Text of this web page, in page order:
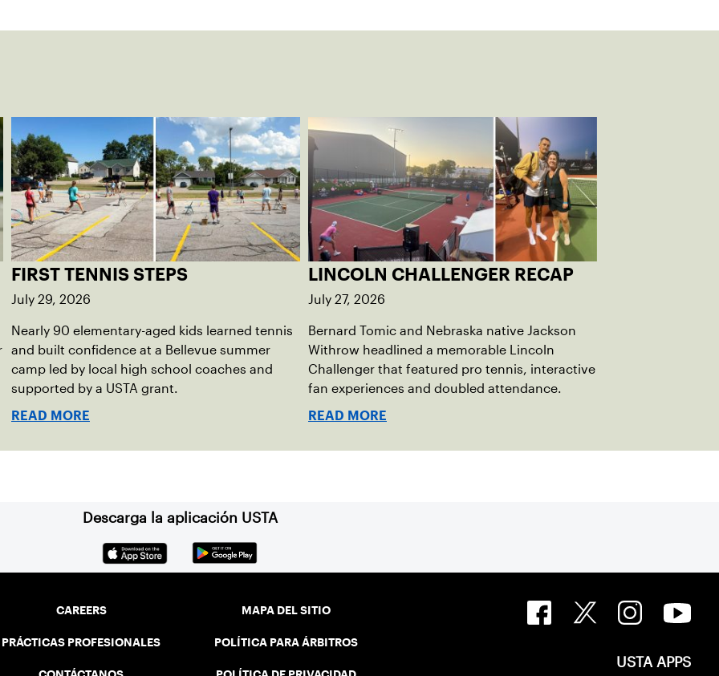
FIRST TENNIS STEPS
July 29, 2026
Nearly 90 elementary-aged kids learned tennis
and built confidence at a Bellevue summer
camp led by local high school coaches and
supported by a USTA grant.
READ MORE
LINCOLN CHALLENGER RECAP
July 27, 2026
Bernard Tomic and Nebraska native Jackson
Withrow headlined a memorable Lincoln
Challenger that featured pro tennis, interactive
fan experiences and doubled attendance.
READ MORE
Descarga la aplicación USTA
CAREERS
PRÁCTICAS PROFESIONALES
CONTÁCTANOS
MAPA DEL SITIO
POLÍTICA PARA ÁRBITROS
POLÍTICA DE PRIVACIDAD
USTA APPS